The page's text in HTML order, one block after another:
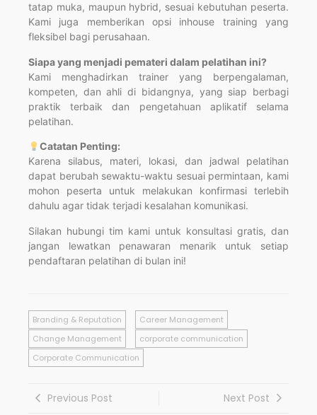
tatap muka, maupun hybrid, sesuai kebutuhan peserta.
Kami juga memberikan opsi inhouse training yang
fleksibel bagi perusahaan.
Siapa yang menjadi pemateri dalam pelatihan ini?
Kami menghadirkan trainer yang berpengalaman,
kompeten, dan ahli di bidangnya, yang siap berbagi
praktik terbaik dan pengetahuan aplikatif selama
pelatihan.
Catatan Penting:
Karena silabus, materi, lokasi, dan jadwal pelatihan
dapat berubah sewaktu-waktu sesuai permintaan, kami
mohon peserta untuk melakukan konfirmasi terlebih
dahulu agar tidak terjadi kesalahan komunikasi.
Silakan hubungi tim kami untuk konsultasi gratis, dan
jangan lewatkan penawaran menarik untuk setiap
pendaftaran pelatihan di bulan ini!
Branding & Reputation
Career Management
Change Management
corporate communication
Corporate Communication
Previous Post Next Post